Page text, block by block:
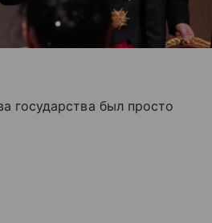
государства был просто